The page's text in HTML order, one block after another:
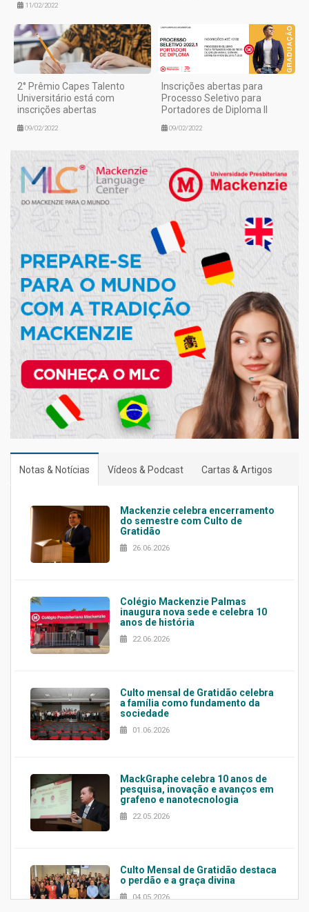
11/02/2022
2° Prêmio Capes Talento
Universitário está com
inscrições abertas
09/02/2022
Inscrições abertas para
Processo Seletivo para
Portadores de Diploma II
09/02/2022
Notas & Notícias Vídeos & Podcast Cartas & Artigos
Mackenzie celebra encerramento
do semestre com Culto de
Gratidão
26.06.2026
Colégio Mackenzie Palmas
inaugura nova sede e celebra 10
anos de história
22.06.2026
Culto mensal de Gratidão celebra
a família como fundamento da
sociedade
01.06.2026
MackGraphe celebra 10 anos de
pesquisa, inovação e avanços em
grafeno e nanotecnologia
22.05.2026
Culto Mensal de Gratidão destaca
o perdão e a graça divina
04.05.2026